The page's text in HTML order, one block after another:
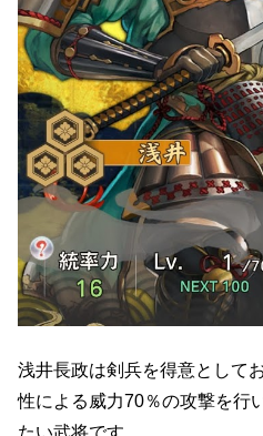
浅井長政は剣兵を得意として
性による威力70％の攻撃を行
たい武将です。